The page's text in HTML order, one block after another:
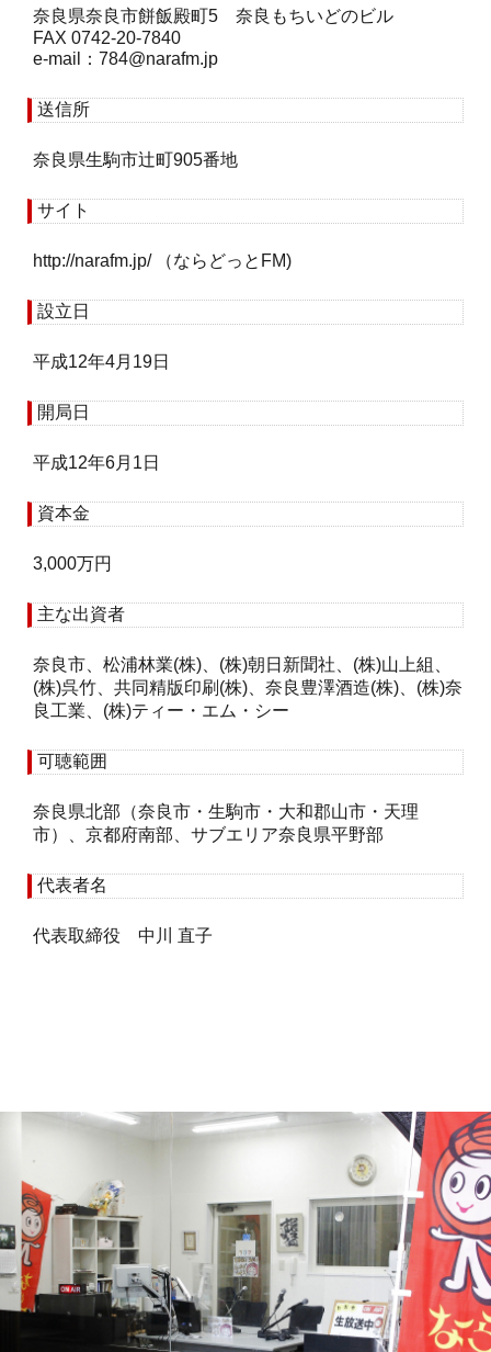
奈良県奈良市餅飯殿町5 奈良もちいどのビル
FAX 0742-20-7840
e-mail： 784 narafm.jp
送信所
奈良県生駒市辻町905番地
サイト
http://narafm.jp/ （ならどっとFM)
設立日
平成12年4月19日
開局日
平成12年6月1日
資本金
3,000万円
主な出資者
奈良市、松浦林業(株)、(株)朝日新聞社、(株)山上組、
(株)呉竹、共同精版印刷(株)、奈良豊澤酒造(株)、(株)奈
良工業、(株)ティー・エム・シー
可聴範囲
奈良県北部（奈良市・生駒市・大和郡山市・天理
市）、京都府南部、サブエリア奈良県平野部
代表者名
代表取締役 中川 直子